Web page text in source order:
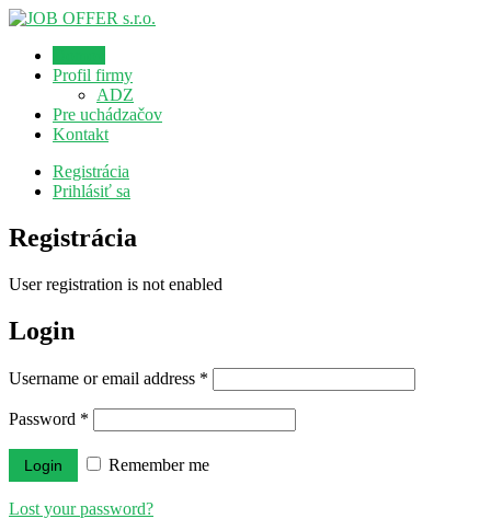
Profil firmy
ADZ
Pre uchádzačov
Kontakt
Registrácia
Prihlásiť sa
Registrácia
User registration is not enabled
Login
Username or email address *
Password *
Remember me
Lost your password?